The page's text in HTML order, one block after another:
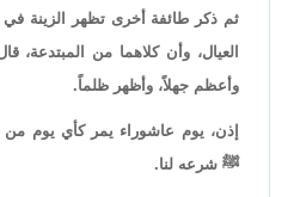
ثم ذكر طائفة أخرى تظهر الزينة
العيال، وأن كلاهما من المبتدعة،
وأعظم جهلاً، وأظهر ظلماً.
إذن، يوم عاشوراء يمر كأي يوم من
ﷺ شرعه لنا.